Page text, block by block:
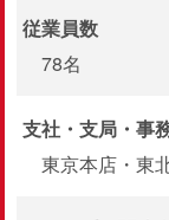
従業員数
78名
支社・支局・ 事
東京本店・東